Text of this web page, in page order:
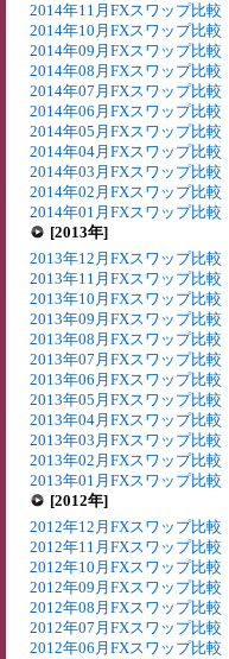
2014年11月FXスワップ比較
2014年10月FXスワップ比較
2014年09月FXスワップ比較
2014年08月FXスワップ比較
2014年07月FXスワップ比較
2014年06月FXスワップ比較
2014年05月FXスワップ比較
2014年04月FXスワップ比較
2014年03月FXスワップ比較
2014年02月FXスワップ比較
2014年01月FXスワップ比較
[2013年]
2013年12月FXスワップ比較
2013年11月FXスワップ比較
2013年10月FXスワップ比較
2013年09月FXスワップ比較
2013年08月FXスワップ比較
2013年07月FXスワップ比較
2013年06月FXスワップ比較
2013年05月FXスワップ比較
2013年04月FXスワップ比較
2013年03月FXスワップ比較
2013年02月FXスワップ比較
2013年01月FXスワップ比較
[2012年]
2012年12月FXスワップ比較
2012年11月FXスワップ比較
2012年10月FXスワップ比較
2012年09月FXスワップ比較
2012年08月FXスワップ比較
2012年07月FXスワップ比較
2012年06月FXスワップ比較